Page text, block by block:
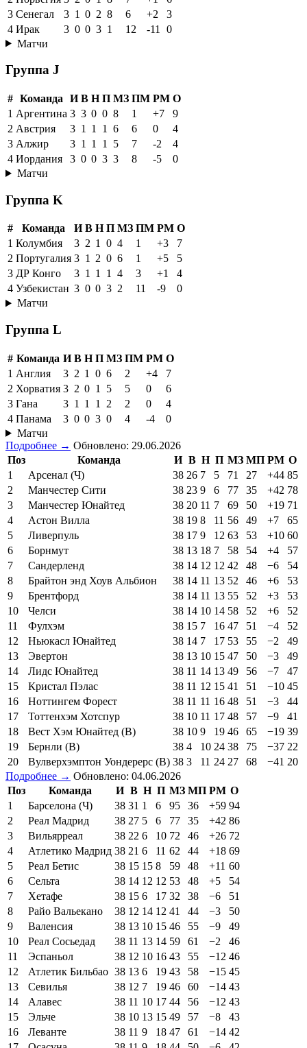
3 Сенегал 3 1 0 2 8 6 +2
3
4 Ирак 3 0 0 3 1 12 -11
0
Матчи
Группа J
# Команда И В Н П МЗ ПМ РМ О
1 Аргентина 3 3 0 0 8 1 +7
9
2 Австрия 3 1 1 1 6 6 0
4
3 Алжир 3 1 1 1 5 7 -2
4
4 Иордания 3 0 0 3 3 8 -5
0
Матчи
Группа K
# Команда И В Н П МЗ ПМ РМ О
1 Колумбия 3 2 1 0 4 1 +3
7
2 Португалия 3 1 2 0 6 1 +5
5
3 ДР Конго 3 1 1 1 4 3 +1
4
4 Узбекистан 3 0 0 3 2 11 -9
0
Матчи
Группа L
# Команда И В Н П МЗ ПМ РМ О
1 Англия 3 2 1 0 6 2 +4
7
2 Хорватия 3 2 0 1 5 5 0
6
3 Гана 3 1 1 1 2 2 0
4
4 Панама 3 0 0 3 0 4 -4
0
Матчи
Подробнее → Обновлено: 29.06.2026
Поз
Команда И В Н П МЗ МП РМ О
1
Арсенал (Ч) 38 26 7 5 71 27 +44 85
2
Манчестер Сити 38 23 9 6 77 35 +42 78
3
Манчестер Юнайтед 38 20 11 7 69 50 +19 71
4
Астон Вилла 38 19 8 11 56 49 +7
65
5
Ливерпуль 38 17 9 12 63 53 +10 60
6
Борнмут 38 13 18 7 58 54 +4
57
7
Сандерленд 38 14 12 12 42 48 −6
54
8
Брайтон энд Хоув Альбион 38 14 11 13 52 46 +6
53
9
Брентфорд 38 14 11 13 55 52 +3
53
10
Челси 38 14 10 14 58 52 +6
52
11
Фулхэм 38 15 7 16 47 51 −4
52
12
Ньюкасл Юнайтед 38 14 7 17 53 55 −2
49
13
Эвертон 38 13 10 15 47 50 −3
49
14
Лидс Юнайтед 38 11 14 13 49 56 −7
47
15
Кристал Пэлас 38 11 12 15 41 51 −10 45
16
Ноттингем Форест 38 11 11 16 48 51 −3
44
17
Тоттенхэм Хотспур 38 10 11 17 48 57 −9
41
18
Вест Хэм Юнайтед (В) 38 10 9 19 46 65 −19 39
19
Бернли (В) 38 4 10 24 38 75 −37 22
20
Вулверхэмптон Уондерерс (В) 38 3 11 24 27 68 −41 20
Подробнее → Обновлено: 04.06.2026
Поз
Команда И В Н П МЗ МП РМ О
1
Барселона (Ч) 38 31 1 6 95 36 +59 94
2
Реал Мадрид 38 27 5 6 77 35 +42 86
3
Вильярреал 38 22 6 10 72 46 +26 72
4
Атлетико Мадрид 38 21 6 11 62 44 +18 69
5
Реал Бетис 38 15 15 8 59 48 +11 60
6
Сельта 38 14 12 12 53 48 +5
54
7
Хетафе 38 15 6 17 32 38 −6
51
8
Райо Вальекано 38 12 14 12 41 44 −3
50
9
Валенсия 38 13 10 15 46 55 −9
49
10
Реал Сосьедад 38 11 13 14 59 61 −2
46
11
Эспаньол 38 12 10 16 43 55 −12 46
12
Атлетик Бильбао 38 13 6 19 43 58 −15 45
13
Севилья 38 12 7 19 46 60 −14 43
14
Алавес 38 11 10 17 44 56 −12 43
15
Эльче 38 10 13 15 49 57 −8
43
16
Леванте 38 11 9 18 47 61 −14 42